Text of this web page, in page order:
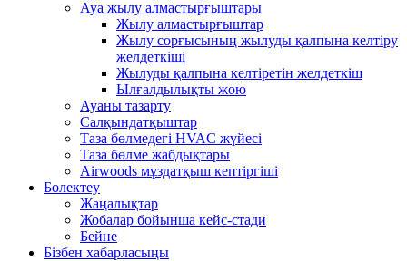
Ауа жылу алмастырғыштары
Жылу алмастырғыштар
Жылу сорғысының жылуды қалпына келтіру
желдеткіші
Жылуды қалпына келтіретін желдеткіш
Ылғалдылықты жою
Ауаны тазарту
Салқындатқыштар
Таза бөлмедегі HVAC жүйесі
Таза бөлме жабдықтары
Airwoods мұздатқыш кептіргіші
Бөлектеу
Жаңалықтар
Жобалар бойынша кейс-стади
Бейне
Бізбен хабарласыңы